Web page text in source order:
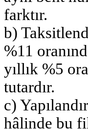
farktır.
b)
%11
yıllık %5
tutardır.
c)
hâlinde bu